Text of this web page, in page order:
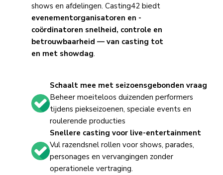
shows en afdelingen. Casting42 biedt
evenementorganisatoren en -
coördinatoren snelheid, controle en
betrouwbaarheid — van casting tot
en met showdag.
Schaalt mee met seizoensgebonden vraag
Beheer moeiteloos duizenden performers
tijdens piekseizoenen, speciale events en
roulerende producties
Snellere casting voor live-entertainment
Vul razendsnel rollen voor shows, parades,
personages en vervangingen zonder
operationele vertraging.